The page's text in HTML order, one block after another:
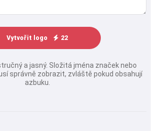
Vytvořit logo 22
a jasný. Složitá jména značek nebo
správně zobrazit, zvláště pokud obsahují
azbuku.